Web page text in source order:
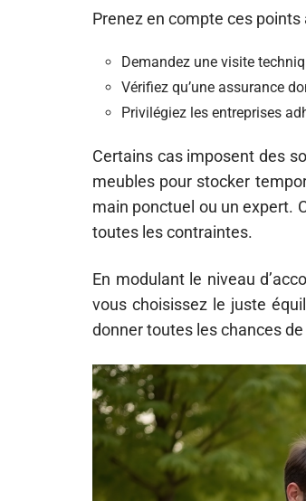
Prenez en compte ces points
Demandez une visite
Vérifiez qu’une assurance
Privilégiez les entreprises
Certains cas imposent des
meubles pour stocker
main ponctuel ou un expert.
toutes les contraintes.
En modulant le niveau
vous choisissez le juste
donner toutes les chances